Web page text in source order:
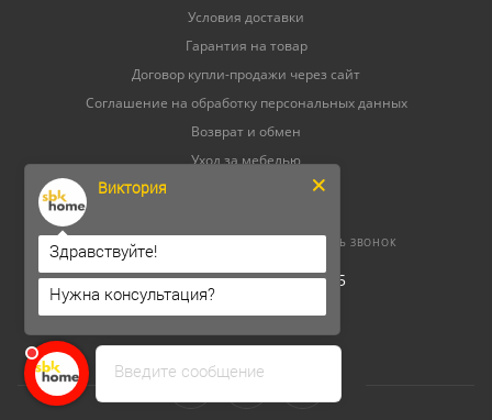
Условия доставки
Гарантия на товар
Договор купли-продажи через сайт
Соглашение на обработку персональных данных
Возврат и обмен
Уход за мебелью
8 (800) 500-52-16 ЗАКАЗАТЬ ЗВОНОК
ОГРНИП 304264520800165
ИНН 262300156302
Введите сообщение
Виктория
Здравствуйте!
Нужна консультация?